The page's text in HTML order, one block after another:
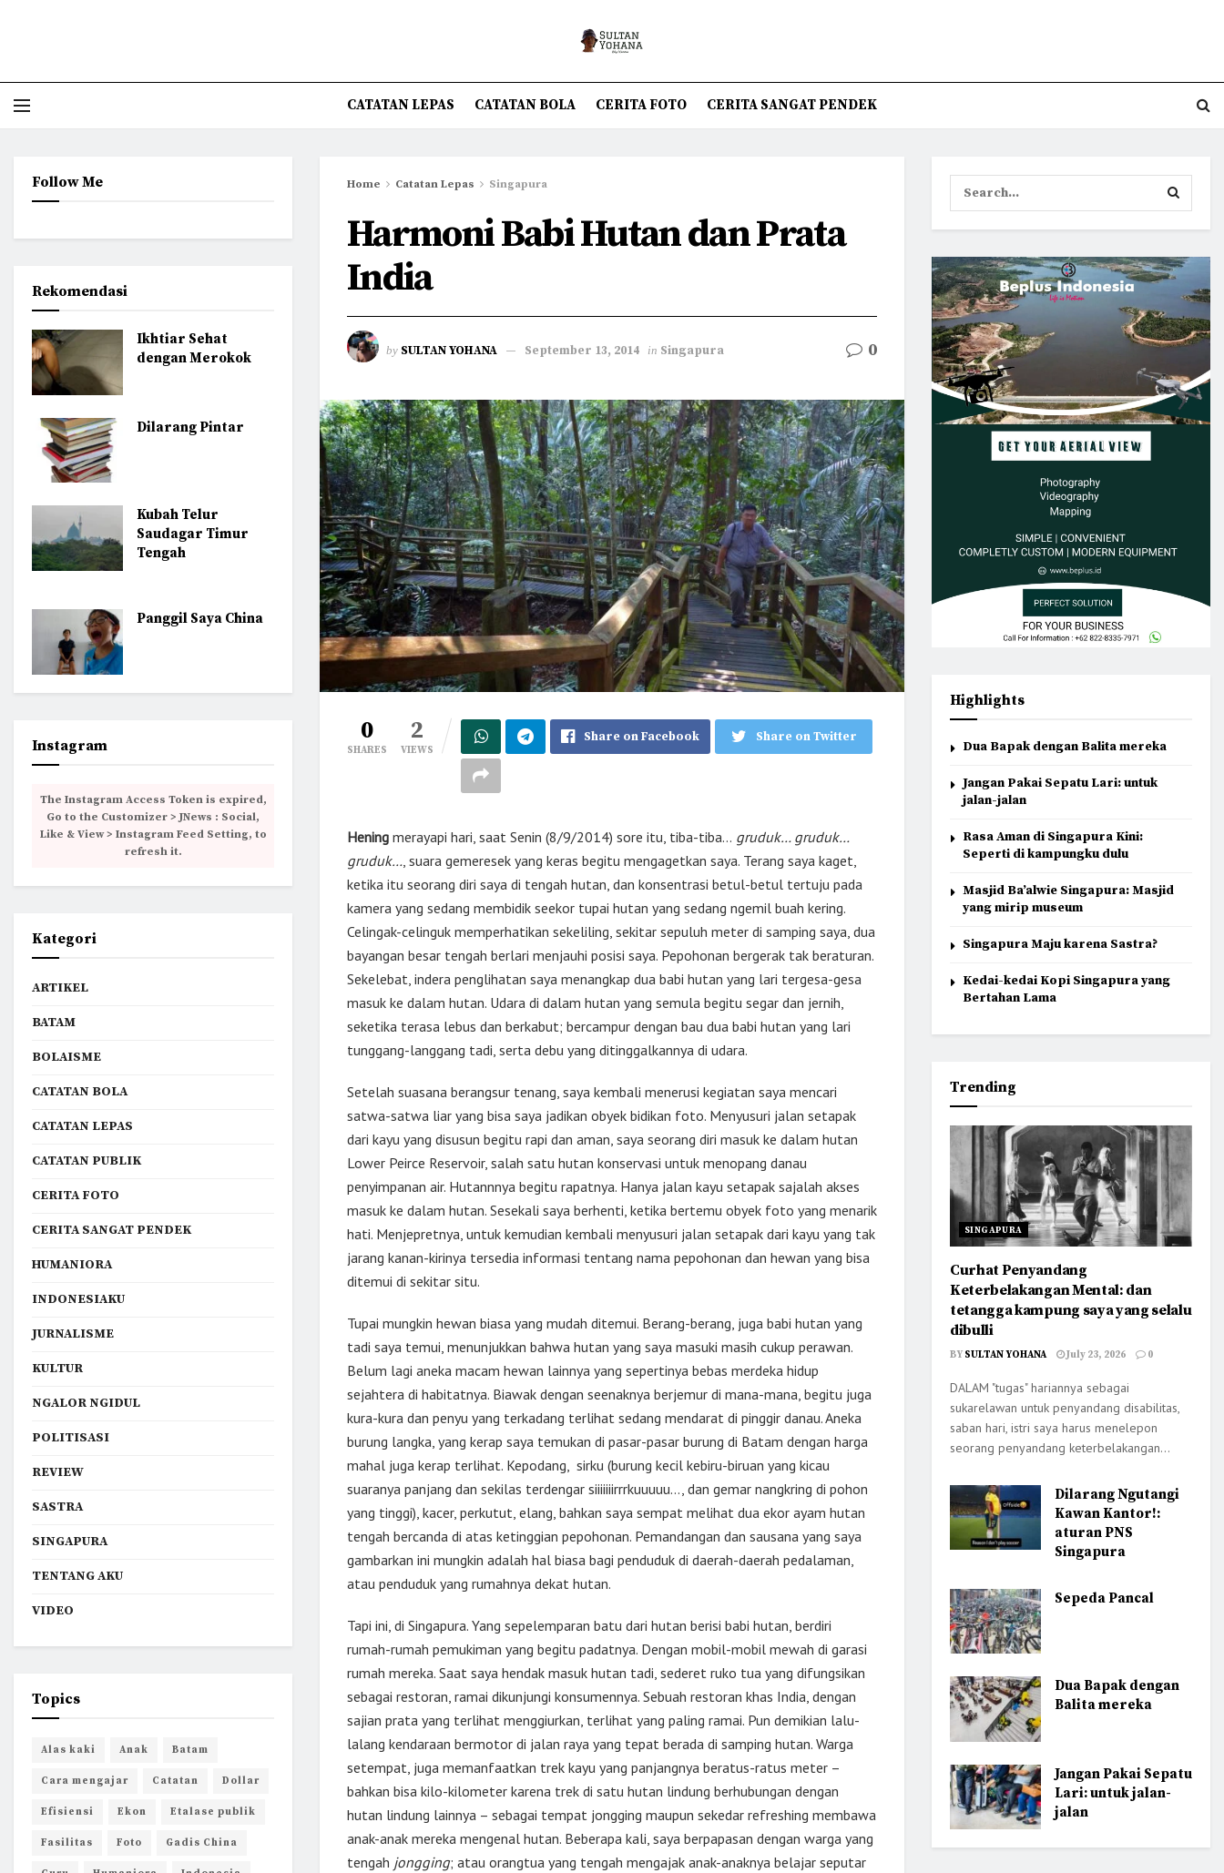
CATATAN LEPAS CATATAN BOLA CERITA FOTO CERITA SANGAT PENDEK
Home Catatan Lepas Singapura
Harmoni Babi Hutan dan Prata
India
by SULTAN YOHANA September 13, 2014 in Singapura 0
0
SHARES
2
VIEWS
Share on Facebook Share on Twitter
Hening merayapi hari, saat Senin (8/9/2014) sore itu, tiba-tiba… gruduk… gruduk…
gruduk…, suara gemeresek yang keras begitu mengagetkan saya. Terang saya kaget,
ketika itu seorang diri saya di tengah hutan, dan konsentrasi betul-betul tertuju pada
kamera yang sedang membidik seekor tupai hutan yang sedang ngemil buah kering.
Celingak-celinguk memperhatikan sekeliling, sekitar sepuluh meter di samping saya, dua
bayangan besar tengah berlari menjauhi posisi saya. Pepohonan bergerak tak beraturan.
Sekelebat, indera penglihatan saya menangkap dua babi hutan yang lari tergesa-gesa
masuk ke dalam hutan. Udara di dalam hutan yang semula begitu segar dan jernih,
seketika terasa lebus dan berkabut; bercampur dengan bau dua babi hutan yang lari
tunggang-langgang tadi, serta debu yang ditinggalkannya di udara.
Setelah suasana berangsur tenang, saya kembali menerusi kegiatan saya mencari
satwa-satwa liar yang bisa saya jadikan obyek bidikan foto. Menyusuri jalan setapak
dari kayu yang disusun begitu rapi dan aman, saya seorang diri masuk ke dalam hutan
Lower Peirce Reservoir, salah satu hutan konservasi untuk menopang danau
penyimpanan air. Hutannnya begitu rapatnya. Hanya jalan kayu setapak sajalah akses
masuk ke dalam hutan. Sesekali saya berhenti, ketika bertemu obyek foto yang menarik
hati. Menjepretnya, untuk kemudian kembali menyusuri jalan setapak dari kayu yang tak
jarang kanan-kirinya tersedia informasi tentang nama pepohonan dan hewan yang bisa
ditemui di sekitar situ.
Tupai mungkin hewan biasa yang mudah ditemui. Berang-berang, juga babi hutan yang
tadi saya temui, menunjukkan bahwa hutan yang saya masuki masih cukup perawan.
Belum lagi aneka macam hewan lainnya yang sepertinya bebas merdeka hidup
sejahtera di habitatnya. Biawak dengan seenaknya berjemur di mana-mana, begitu juga
kura-kura dan penyu yang terkadang terlihat sedang mendarat di pinggir danau. Aneka
burung langka, yang kerap saya temukan di pasar-pasar burung di Batam dengan harga
mahal juga kerap terlihat. Kepodang, sirku (burung kecil kebiru-biruan yang kicau
suaranya panjang dan sekilas terdengar siiiiiiirrrkuuuuu…, dan gemar nangkring di pohon
yang tinggi), kacer, perkutut, elang, bahkan saya sempat melihat dua ekor ayam hutan
tengah bercanda di atas ketinggian pepohonan. Pemandangan dan sausana yang saya
gambarkan ini mungkin adalah hal biasa bagi penduduk di daerah-daerah pedalaman,
atau penduduk yang rumahnya dekat hutan.
Tapi ini, di Singapura. Yang sepelemparan batu dari hutan berisi babi hutan, berdiri
rumah-rumah pemukiman yang begitu padatnya. Dengan mobil-mobil mewah di garasi
rumah mereka. Saat saya hendak masuk hutan tadi, sederet ruko tua yang difungsikan
sebagai restoran, ramai dikunjungi konsumennya. Sebuah restoran khas India, dengan
sajian prata yang terlihat menggiurkan, terlihat yang paling ramai. Pun demikian lalu-
lalang kendaraan bermotor di jalan raya yang tepat berada di samping hutan. Warga
setempat, juga memanfaatkan trek kayu yang panjangnya beratus-ratus meter –
bahkan bisa kilo-kilometer karena trek di satu hutan lindung berhubungan dengan
hutan lindung lainnya – sebagai tempat jongging maupun sekedar refreshing membawa
anak-anak mereka mengenal hutan. Beberapa kali, saya berpapasan dengan warga yang
tengah jongging; atau orangtua yang tengah mengajak anak-anaknya belajar seputar
Follow Me
Rekomendasi
Ikhtiar Sehat
dengan Merokok
Dilarang Pintar
Kubah Telur
Saudagar Timur
Tengah
Panggil Saya China
Instagram
The Instagram Access Token is expired,
Go to the Customizer > JNews : Social,
Like & View > Instagram Feed Setting, to
refresh it.
Kategori
ARTIKEL
BATAM
BOLAISME
CATATAN BOLA
CATATAN LEPAS
CATATAN PUBLIK
CERITA FOTO
CERITA SANGAT PENDEK
HUMANIORA
INDONESIAKU
JURNALISME
KULTUR
NGALOR NGIDUL
POLITISASI
REVIEW
SASTRA
SINGAPURA
TENTANG AKU
VIDEO
Topics
Alas kaki Anak Batam
Cara mengajar Catatan Dollar
Efisiensi Ekon Etalase publik
Fasilitas Foto Gadis China
Highlights
Dua Bapak dengan Balita mereka
Jangan Pakai Sepatu Lari: untuk
jalan-jalan
Rasa Aman di Singapura Kini:
Seperti di kampungku dulu
Masjid Ba’alwie Singapura: Masjid
yang mirip museum
Singapura Maju karena Sastra?
Kedai-kedai Kopi Singapura yang
Bertahan Lama
Trending
SINGAPURA
Curhat Penyandang
Keterbelakangan Mental: dan
tetangga kampung saya yang selalu
dibulli
BY SULTAN YOHANA July 23, 2026 0
DALAM "tugas" hariannya sebagai
sukarelawan untuk penyandang disabilitas,
saban hari, istri saya harus menelepon
seorang penyandang keterbelakangan...
Dilarang Ngutangi
Kawan Kantor!:
aturan PNS
Singapura
Sepeda Pancal
Dua Bapak dengan
Balita mereka
Jangan Pakai Sepatu
Lari: untuk jalan-
jalan